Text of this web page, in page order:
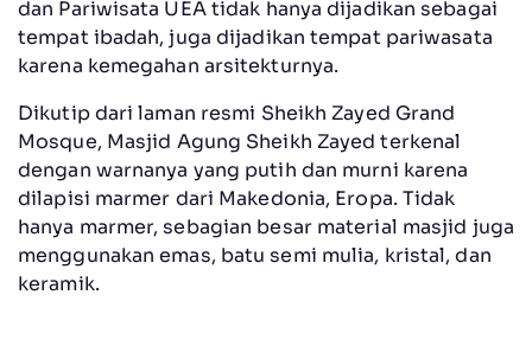
dan Pariwisata UEA tidak hanya dijadikan sebagai
tempat ibadah, juga dijadikan tempat pariwasata
karena kemegahan arsitekturnya.
Dikutip dari laman resmi Sheikh Zayed Grand
Mosque, Masjid Agung Sheikh Zayed terkenal
dengan warnanya yang putih dan murni karena
dilapisi marmer dari Makedonia, Eropa. Tidak
hanya marmer, sebagian besar material masjid juga
menggunakan emas, batu semi mulia, kristal, dan
keramik.